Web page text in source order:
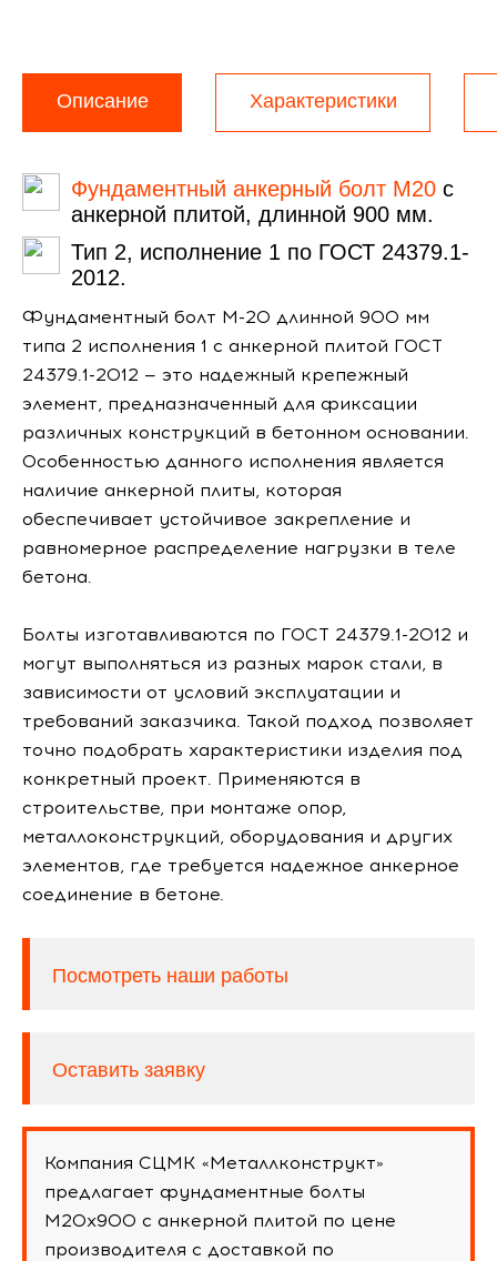
Описание Характеристики
Фундаментный анкерный болт М20 с
анкерной плитой, длинной 900 мм.
Тип 2, исполнение 1 по ГОСТ 24379.1-
2012.
Фундаментный болт М-20 длинной 900 мм
типа 2 исполнения 1 с анкерной плитой ГОСТ
24379.1-2012 — это надежный крепежный
элемент, предназначенный для фиксации
различных конструкций в бетонном основании.
Особенностью данного исполнения является
наличие анкерной плиты, которая
обеспечивает устойчивое закрепление и
равномерное распределение нагрузки в теле
бетона.
Болты изготавливаются по ГОСТ 24379.1-2012 и
могут выполняться из разных марок стали, в
зависимости от условий эксплуатации и
требований заказчика. Такой подход позволяет
точно подобрать характеристики изделия под
конкретный проект. Применяются в
строительстве, при монтаже опор,
металлоконструкций, оборудования и других
элементов, где требуется надежное анкерное
соединение в бетоне.
Посмотреть наши работы
Оставить заявку
Компания СЦМК «Металлконструкт»
предлагает фундаментные болты
М20х900 с анкерной плитой по цене
производителя с доставкой по